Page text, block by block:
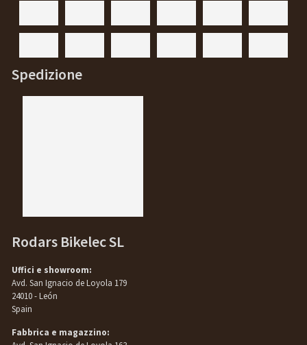
Spedizione
Rodars Bikelec SL
Uffici e showroom:
Avd. San Ignacio de Loyola 179
24010 - León
Spain
Fabbrica e magazzino: